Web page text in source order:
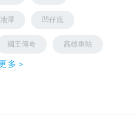
潭 凹仔底
國王傳奇 高雄車站
多＞